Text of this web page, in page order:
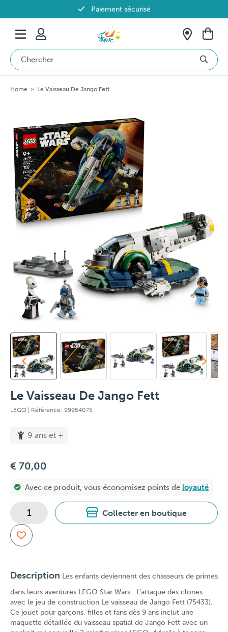
Paiement sécurisé
Livraison offerte dès 69€ en Belgique
Home > Le Vaisseau De Jango Fett
Le Vaisseau De Jango Fett
LEGO | Référence: 99954075
9 ans et +
€ 70,00
Avec ce produit, vous économisez points de loyauté
Collecter en boutique
Description Les enfants deviennent des chasseurs de primes
dans leurs aventures LEGO Star Wars : L’attaque des clones
avec le jeu de construction Le vaisseau de Jango Fett (75433).
Ce jouet pour garçons, filles et fans dès 9 ans inclut une
maquette détaillée du vaisseau spatial de Jango Fett avec un